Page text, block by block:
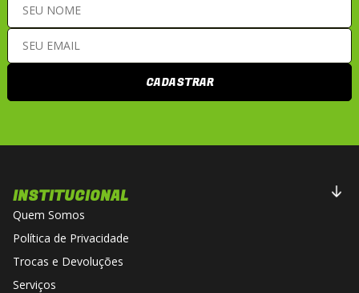
CADASTRAR
INSTITUCIONAL
Quem Somos
Política de Privacidade
Trocas e Devoluções
Serviços